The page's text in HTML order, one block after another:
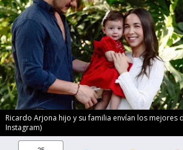
Ricardo Arjona hijo y su familia envían los mejores
Instagram)